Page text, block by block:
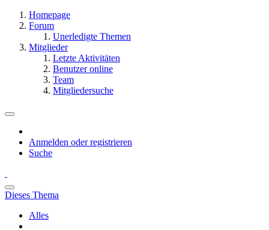
Homepage
Forum
Unerledigte Themen
Mitglieder
Letzte Aktivitäten
Benutzer online
Team
Mitgliedersuche
Anmelden oder registrieren
Suche
Dieses Thema
Alles